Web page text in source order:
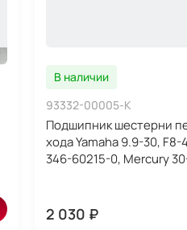
В наличии
93332-00005-K
Подшипник шестерни
хода Yamaha 9.9-30,
346-60215-0, Mercury
2 030 ₽